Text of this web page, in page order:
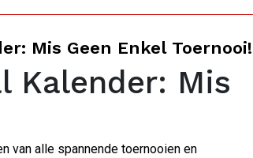
Mis Geen Enkel Toernooi!
Kalender: Mis
van alle spannende toernooien en